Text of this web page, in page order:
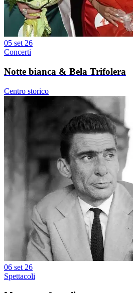
05 set 26
Concerti
Notte bianca & Bela Trifolera
Centro storico
06 set 26
Spettacoli